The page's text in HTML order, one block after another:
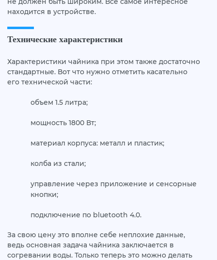
находится в устройстве.
Технические характеристики
Характеристики чайника при этом также достаточно
стандартные. Вот что нужно отметить касательно
его технической части:
объем 1.5 литра;
мощность 1800 Вт;
материал корпуса: металл и пластик;
колба из стали;
управление через приложение и сенсорные
кнопки;
подключение по bluetooth 4.0.
За свою цену это вполне себе неплохие данные,
ведь основная задача чайника заключается в
согревании воды. Только теперь это можно делать